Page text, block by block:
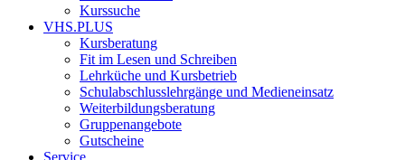
Kurssuche
VHS.PLUS
Kursberatung
Fit im Lesen und Schreiben
Lehrküche und Kursbetrieb
Schulabschlusslehrgänge und Medieneinsatz
Weiterbildungsberatung
Gruppenangebote
Gutscheine